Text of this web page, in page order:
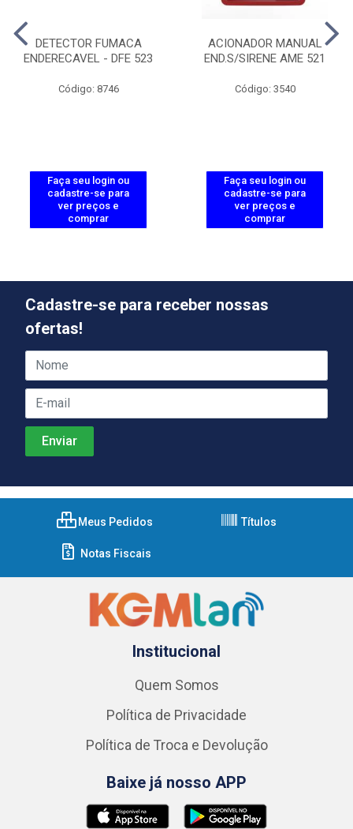
DETECTOR FUMACA
ENDERECAVEL - DFE 523
Código: 8746
Faça seu login ou
cadastre-se para
ver preços e
comprar
ACIONADOR MANUAL
END.S/SIRENE AME 521
Código: 3540
Faça seu login ou
cadastre-se para
ver preços e
comprar
Cadastre-se para receber nossas
ofertas!
Meus Pedidos Títulos
Notas Fiscais
Institucional
Quem Somos
Política de Privacidade
Política de Troca e Devolução
Baixe já nosso APP